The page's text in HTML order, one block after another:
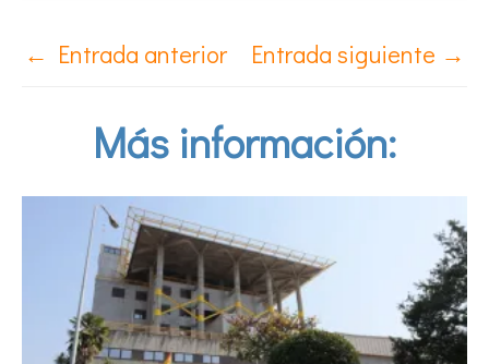
← Entrada anterior Entrada siguiente →
Más información: